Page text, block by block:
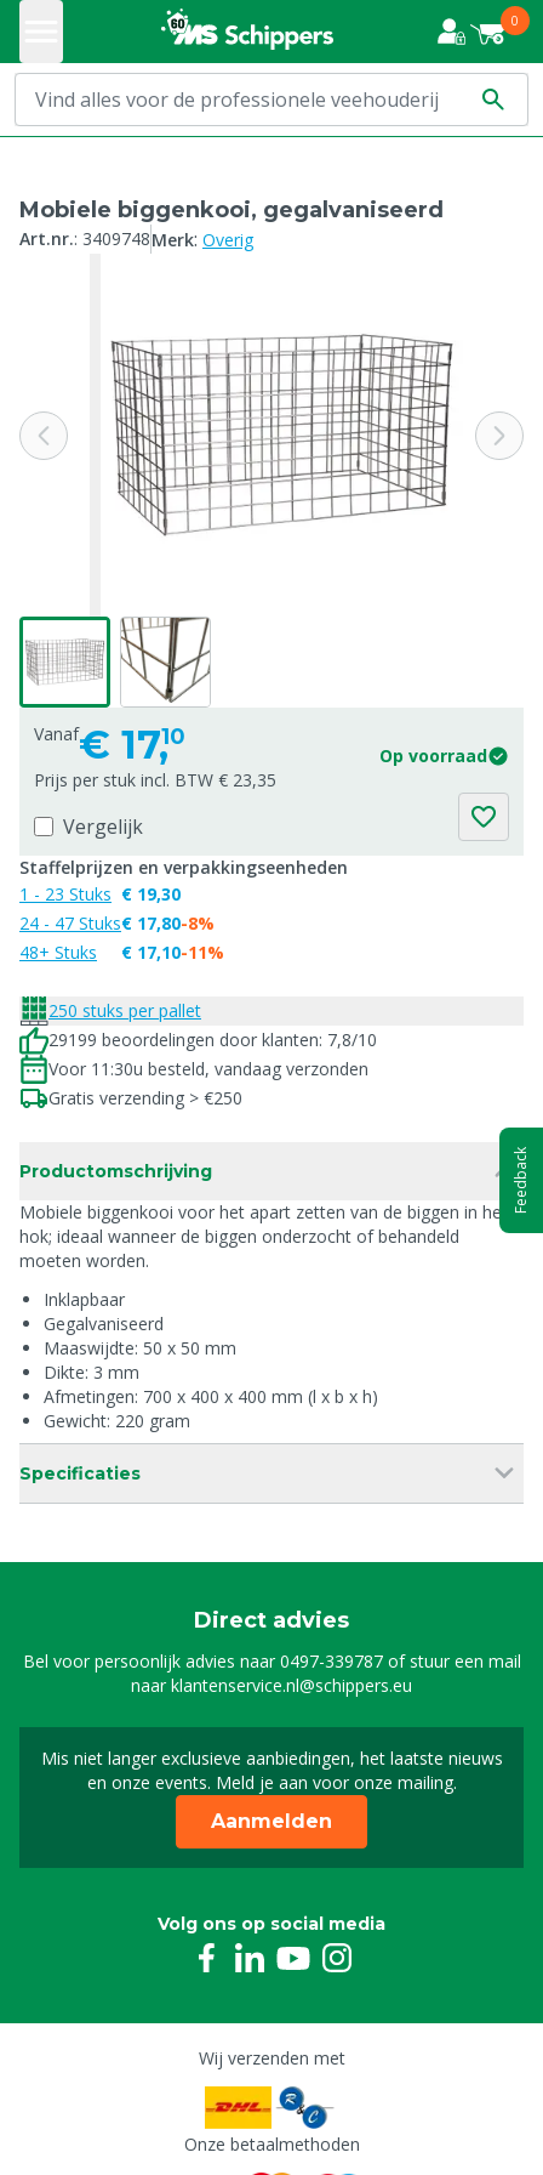
0
Mobiele biggenkooi, gegalvaniseerd
Art.nr.: 3409748Merk: Overig
Vanaf€ 17,10
Op voorraad
Prijs per stuk incl. BTW € 23,35
Vergelijk
Staffelprijzen en verpakkingseenheden
1 - 23 Stuks
24 - 47 Stuks
48+ Stuks
€ 19,30
€ 17,80
€ 17,10
-8%
-11%
250 stuks per pallet
29199 beoordelingen door klanten: 7,8/10
Voor 11:30u besteld, vandaag verzonden
Gratis verzending > €250
Productomschrijving
Mobiele biggenkooi voor het apart zetten van de biggen in het
hok; ideaal wanneer de biggen onderzocht of behandeld
moeten worden.
Inklapbaar
Gegalvaniseerd
Maaswijdte: 50 x 50 mm
Dikte: 3 mm
Afmetingen: 700 x 400 x 400 mm (l x b x h)
Gewicht: 220 gram
Specificaties
Direct advies
Bel voor persoonlijk advies naar0497-339787of stuur een mail
naarklantenservice.nl@schippers.eu
Mis niet langer exclusieve aanbiedingen, het laatste nieuws
en onze events. Meld je aan voor onze mailing.
Schrijf je in voor onze
Aanmelden
Volg ons op social media
Wij verzenden met
Onze betaalmethoden
Feedback